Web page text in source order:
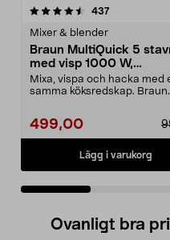
437recensioner
Mixer & blender
Braun MultiQuick 5
med visp 1000 W,
MQ50202M
Mixa, vispa och hacka med
samma köksredskap. Braun
499,00
Lägg i varukorg
4.5 av 5 stjärnor
Ovanligt bra